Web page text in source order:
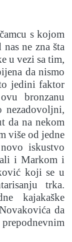
s kojom
ne zna šta
u vezi sa tim,
da nismo
jedini faktor
bronzanu
nezadovoljni,
da na nekom
više od jedne
iskustvo
ali i Markom i
koji se u
trka.
kajakaške
da